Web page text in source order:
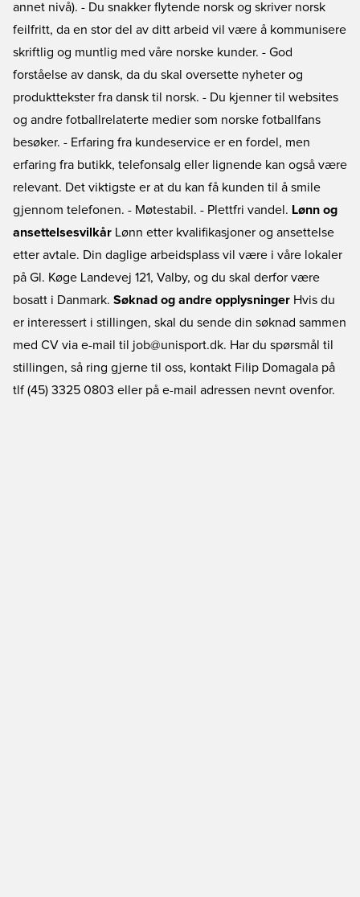
annet nivå). - Du snakker flytende norsk og skriver norsk
feilfritt, da en stor del av ditt arbeid vil være å kommunisere
skriftlig og muntlig med våre norske kunder. - God
forståelse av dansk, da du skal oversette nyheter og
produkttekster fra dansk til norsk. - Du kjenner til websites
og andre fotballrelaterte medier som norske fotballfans
besøker. - Erfaring fra kundeservice er en fordel, men
erfaring fra butikk, telefonsalg eller lignende kan også være
relevant. Det viktigste er at du kan få kunden til å smile
gjennom telefonen. - Møtestabil. - Plettfri vandel. Lønn og
ansettelsesvilkår Lønn etter kvalifikasjoner og ansettelse
etter avtale. Din daglige arbeidsplass vil være i våre lokaler
på Gl. Køge Landevej 121, Valby, og du skal derfor være
bosatt i Danmark. Søknad og andre opplysninger Hvis du
er interessert i stillingen, skal du sende din søknad sammen
med CV via e-mail til job@unisport.dk. Har du spørsmål til
stillingen, så ring gjerne til oss, kontakt Filip Domagala på
tlf (45) 3325 0803 eller på e-mail adressen nevnt ovenfor.